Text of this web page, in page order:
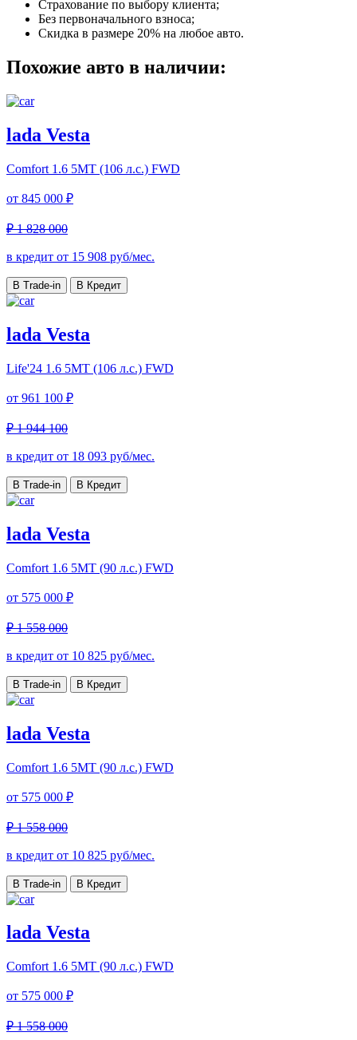
Страхование по выбору клиента;
Без первоначального взноса;
Скидка в размере 20% на любое авто.
Похожие авто в наличии:
lada Vesta
Comfort 1.6 5MT (106 л.с.) FWD
от 845 000 ₽
₽ 1 828 000
в кредит от 15 908 руб/мес.
В Trade-in В Кредит
lada Vesta
Life'24 1.6 5MT (106 л.с.) FWD
от 961 100 ₽
₽ 1 944 100
в кредит от 18 093 руб/мес.
В Trade-in В Кредит
lada Vesta
Comfort 1.6 5MT (90 л.с.) FWD
от 575 000 ₽
₽ 1 558 000
в кредит от 10 825 руб/мес.
В Trade-in В Кредит
lada Vesta
Comfort 1.6 5MT (90 л.с.) FWD
от 575 000 ₽
₽ 1 558 000
в кредит от 10 825 руб/мес.
В Trade-in В Кредит
lada Vesta
Comfort 1.6 5MT (90 л.с.) FWD
от 575 000 ₽
₽ 1 558 000